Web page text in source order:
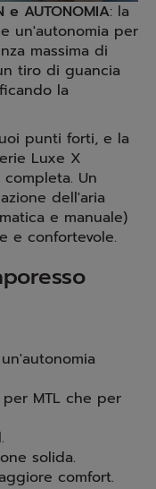
e AUTONOMIA: la
un'autonomia per
massima di
tiro di guancia
la
punti forti, e la
Luxe X
Un
dell'aria
e manuale)
e confortevole.
MTL che per
solida.
comfort.